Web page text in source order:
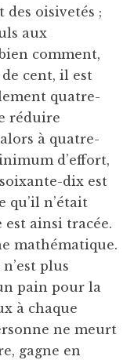
des oisivetés ;
aux
comment,
de cent, il est
quatre-
réduire
à quatre-
d’effort,
dix est
qu’il n’était
ainsi tracée.
mathématique.
plus
pain pour la
à chaque
ne meurt
gagne en